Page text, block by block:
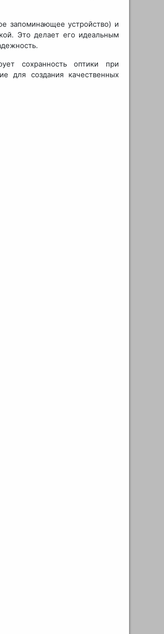
запоминающее устройство) и
Это делает его идеальным
сохранность оптики при
для создания качественных